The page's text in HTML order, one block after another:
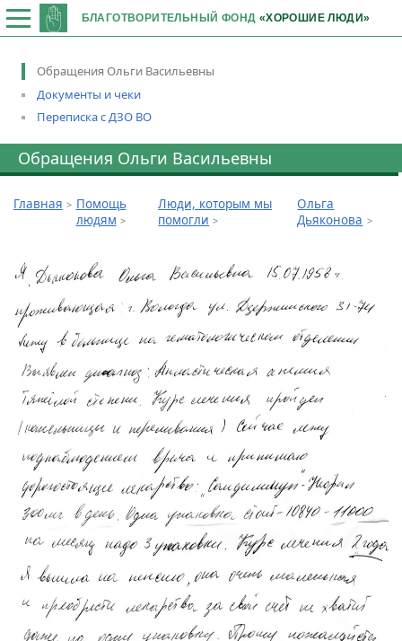
БЛАГОТВОРИТЕЛЬНЫЙ ФОНД «ХОРОШИЕ ЛЮДИ»
Обращения Ольги Васильевны
Документы и чеки
Переписка с ДЗО ВО
Обращения Ольги Васильевны
Главная
Помощь
людям
Люди, которым мы
помогли
Ольга
Дьяконова